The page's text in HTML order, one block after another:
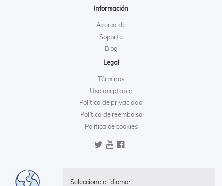
Información
Acerca de
Soporte
Blog
Legal
Términos
Uso aceptable
Política de privacidad
Política de reembolso
Política de cookies
Seleccione el idioma: